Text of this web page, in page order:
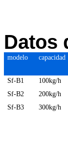
Datos
modelo capacidad
Sf-B1 100kg/h
Sf-B2
200kg/h
Sf-B3
300kg/h